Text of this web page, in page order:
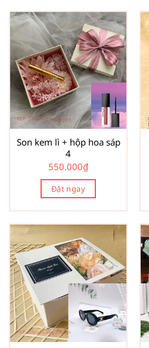
Son kem lì + hộp hoa sáp
4
550.000₫
Đặt ngay